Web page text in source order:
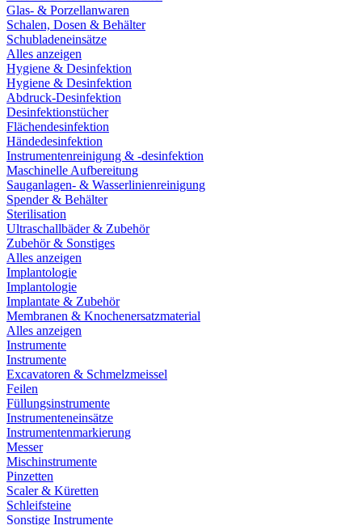
Glas- & Porzellanwaren
Schalen, Dosen & Behälter
Schubladeneinsätze
Alles anzeigen
Hygiene & Desinfektion
Hygiene & Desinfektion
Abdruck-Desinfektion
Desinfektionstücher
Flächendesinfektion
Händedesinfektion
Instrumentenreinigung & -desinfektion
Maschinelle Aufbereitung
Sauganlagen- & Wasserlinienreinigung
Spender & Behälter
Sterilisation
Ultraschallbäder & Zubehör
Zubehör & Sonstiges
Alles anzeigen
Implantologie
Implantologie
Implantate & Zubehör
Membranen & Knochenersatzmaterial
Alles anzeigen
Instrumente
Instrumente
Excavatoren & Schmelzmeissel
Feilen
Füllungsinstrumente
Instrumenteneinsätze
Instrumentenmarkierung
Messer
Mischinstrumente
Pinzetten
Scaler & Küretten
Schleifsteine
Sonstige Instrumente